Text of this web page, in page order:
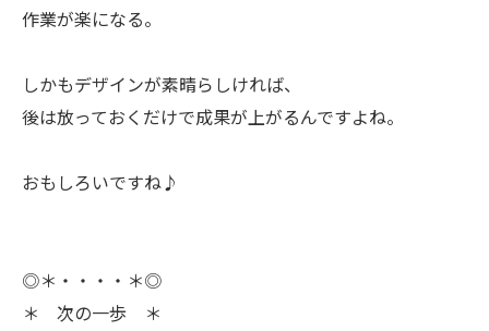
作業が楽になる。
ㅤしかもデザインが素晴らしければ、
後は放っておくだけで成果が上がるんですよね。
ㅤおもしろいですね♪
◎＊・・・・＊◎
＊ 次の一歩 ＊